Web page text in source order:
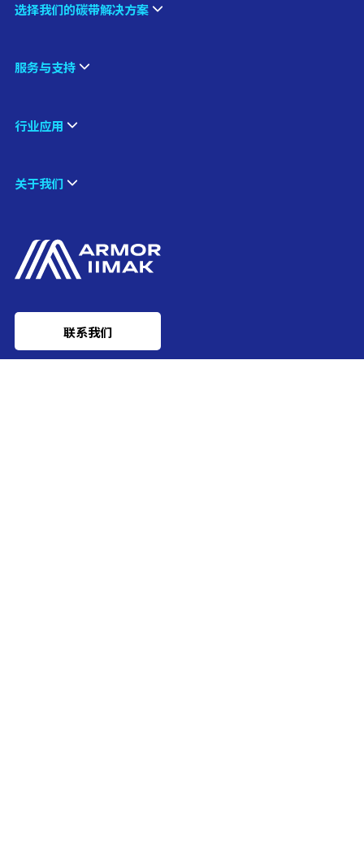
联系我们
选择我们的碳带解决方案
服务与支持
行业应用
关于我们